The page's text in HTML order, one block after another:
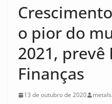
o pior do
2021,
Finanças
13 de outubro de 2020